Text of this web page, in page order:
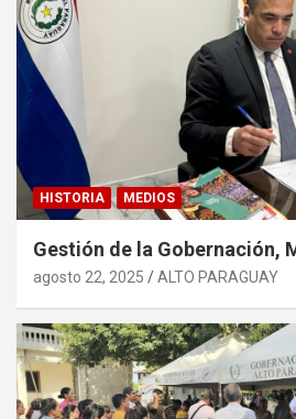
HISTORIA MEDIOS
Gestión de la Gobernación,
agosto 22, 2025 ALTO PARAGUAY